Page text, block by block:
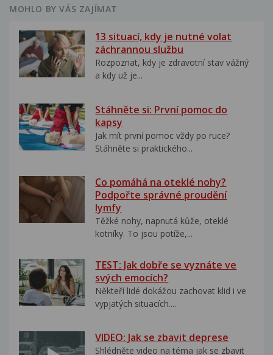
MOHLO BY VÁS ZAJÍMAT
13 situací, kdy je nutné volat
záchrannou službu
Rozpoznat, kdy je zdravotní stav vážný
a kdy už je...
Stáhněte si: První pomoc do
kapsy
Jak mít první pomoc vždy po ruce?
Stáhněte si praktického...
Co pomáhá na oteklé nohy?
Podpořte správné proudění
lymfy
Těžké nohy, napnutá kůže, oteklé
kotníky. To jsou potíže,...
TEST: Jak dobře se vyznáte ve
svých emocích?
Někteří lidé dokážou zachovat klid i ve
vypjatých situacích....
VIDEO: Jak se zbavit deprese
Shlédněte video na téma jak se zbavit